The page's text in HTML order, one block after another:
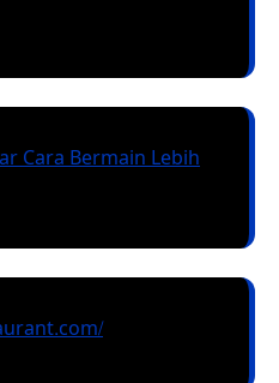
Cara Bermain Lebih